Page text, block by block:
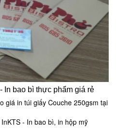
In bao bì thực phẩm giá rẻ
giá in túi giấy Couche 250gsm tại
- In bao bì, in hộp mỹ